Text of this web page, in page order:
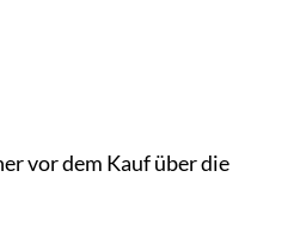
vor dem Kauf über die